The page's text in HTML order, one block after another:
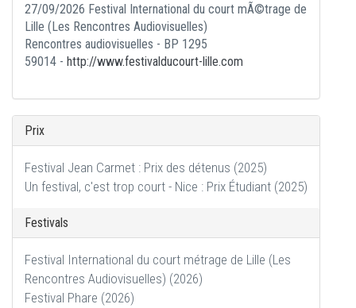
27/09/2026 Festival International du court mÃ©trage de
Lille (Les Rencontres Audiovisuelles)
Rencontres audiovisuelles - BP 1295
59014 - http://www.festivalducourt-lille.com
Prix
Festival Jean Carmet : Prix des détenus (2025)
Un festival, c'est trop court - Nice : Prix Étudiant (2025)
Festivals
Festival International du court métrage de Lille (Les
Rencontres Audiovisuelles) (2026)
Festival Phare (2026)